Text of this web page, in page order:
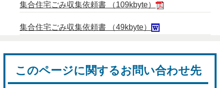
集合住宅ごみ収集依頼書 （109kbyte）
集合住宅ごみ収集依頼書 （49kbyte）
このページに関するお問い合わせ先